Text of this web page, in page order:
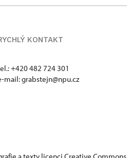
KONTAKT
+420 482 724 301
mail: grabstejn@npu.cz